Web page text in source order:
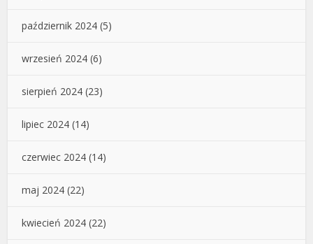
październik 2024 (5)
wrzesień 2024 (6)
sierpień 2024 (23)
lipiec 2024 (14)
czerwiec 2024 (14)
maj 2024 (22)
kwiecień 2024 (22)